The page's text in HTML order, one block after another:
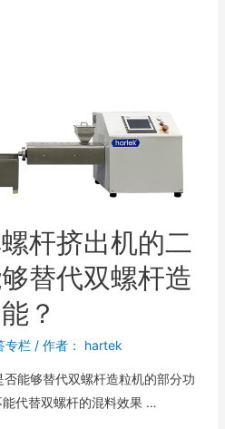
杆挤出机的二
替代双螺杆造
？
专栏/ 作者： hartek
能够替代双螺杆造粒机的部分功
代替双螺杆的混料效果 …